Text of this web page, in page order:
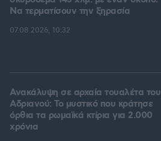
Να τερματίσουν την ξηρασία
07.08.2026, 10:32
Ανακάλυψη σε αρχαία τουαλέτα του
Αδριανού: Το μυστικό που κράτησε
όρθια τα ρωμαϊκά κτίρια για 2.000
χρόνια